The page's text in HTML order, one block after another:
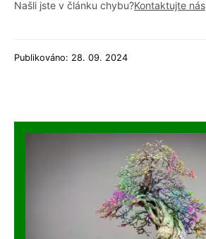
Našli jste v článku chybu?Kontaktujte nás
Publikováno: 28. 09. 2024